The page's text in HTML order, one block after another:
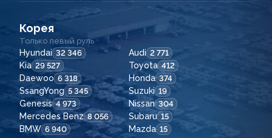
Корея
Только левый руль
Hyundai 32 346 Audi 2 771
Kia 29 527 Toyota 412
Daewoo 6 318 Honda 374
SsangYong 5 345 Suzuki 19
Genesis 4 973 Nissan 304
Mercedes Benz 8 056 Subaru 15
BMW 6 940 Mazda 15